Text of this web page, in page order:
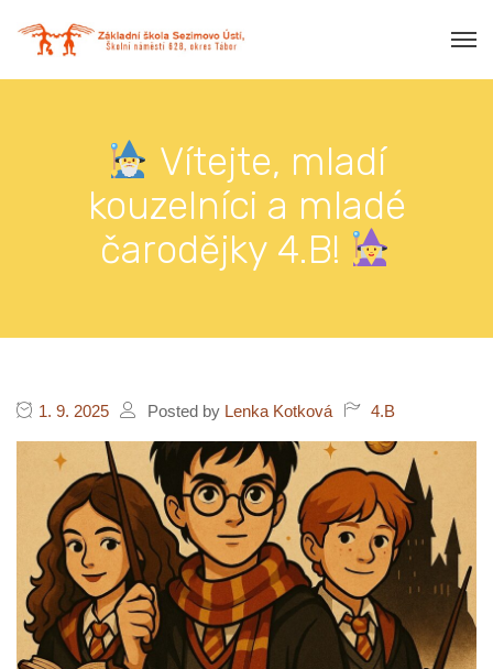
Vítejte, mladí
kouzelníci a mladé
čarodějky 4.B!
1. 9. 2025 Posted by Lenka Kotková 4.B